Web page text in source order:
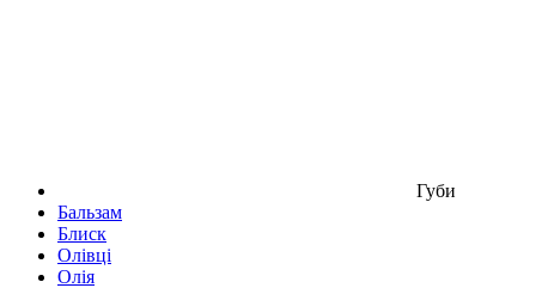
Губи
Бальзам
Блиск
Олівці
Олія